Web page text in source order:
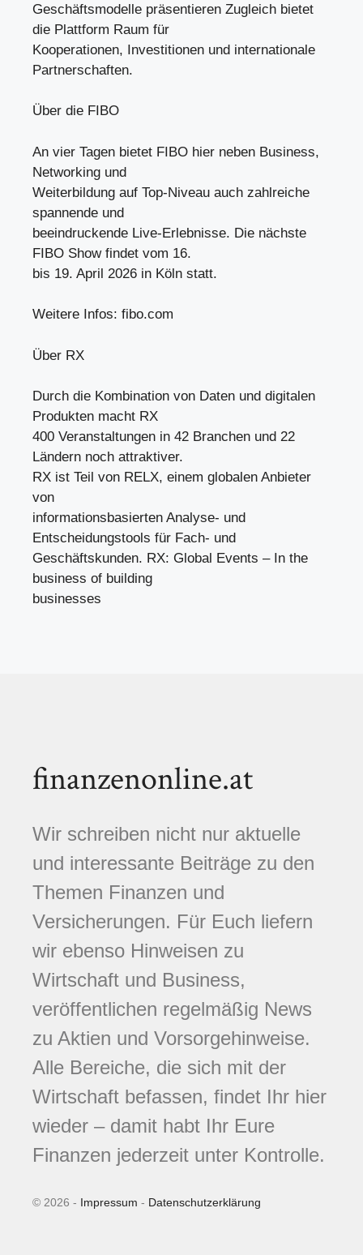
Geschäftsmodelle präsentieren Zugleich bietet
die Plattform Raum für
Kooperationen, Investitionen und internationale
Partnerschaften.
Über die FIBO
An vier Tagen bietet FIBO hier neben Business,
Networking und
Weiterbildung auf Top-Niveau auch zahlreiche
spannende und
beeindruckende Live-Erlebnisse. Die nächste
FIBO Show findet vom 16.
bis 19. April 2026 in Köln statt.
Weitere Infos: fibo.com
Über RX
Durch die Kombination von Daten und digitalen
Produkten macht RX
400 Veranstaltungen in 42 Branchen und 22
Ländern noch attraktiver.
RX ist Teil von RELX, einem globalen Anbieter
von
informationsbasierten Analyse- und
Entscheidungstools für Fach- und
Geschäftskunden. RX: Global Events – In the
business of building
businesses
finanzenonline.at
Wir schreiben nicht nur aktuelle
und interessante Beiträge zu den
Themen Finanzen und
Versicherungen. Für Euch liefern
wir ebenso Hinweisen zu
Wirtschaft und Business,
veröffentlichen regelmäßig News
zu Aktien und Vorsorgehinweise.
Alle Bereiche, die sich mit der
Wirtschaft befassen, findet Ihr hier
wieder – damit habt Ihr Eure
Finanzen jederzeit unter Kontrolle.
© 2026 - Impressum - Datenschutzerklärung